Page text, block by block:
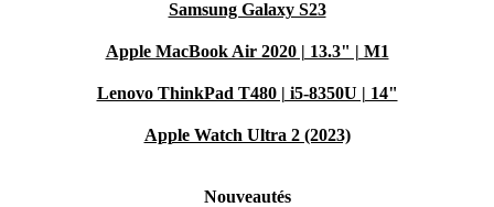
Samsung Galaxy S23
Apple MacBook Air 2020 | 13.3" | M1
Lenovo ThinkPad T480 | i5-8350U | 14"
Apple Watch Ultra 2 (2023)
Nouveautés